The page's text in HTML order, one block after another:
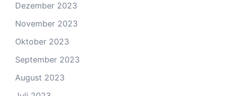
Dezember 2023
November 2023
Oktober 2023
September 2023
August 2023